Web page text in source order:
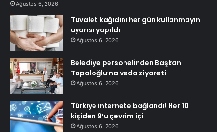
Ağustos 6, 2026
Tuvalet kağıdını her gün kullanmayın
uyarısı yapıldı
Ağustos 6, 2026
Belediye personelinden Başkan
Topaloğlu’na veda ziyareti
Ağustos 6, 2026
Türkiye internete bağlandı! Her 10
kişiden 9’u çevrim içi
Ağustos 6, 2026